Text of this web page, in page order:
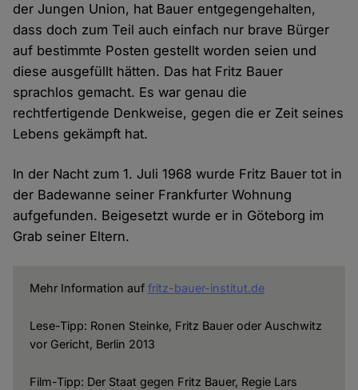
der Jungen Union, hat Bauer entgegengehalten,
dass doch zum Teil auch einfach nur brave Bürger
auf bestimmte Posten gestellt worden seien und
diese ausgefüllt hätten. Das hat Fritz Bauer
sprachlos gemacht. Es war genau die
rechtfertigende Denkweise, gegen die er Zeit seines
Lebens gekämpft hat.
In der Nacht zum 1. Juli 1968 wurde Fritz Bauer tot in
der Badewanne seiner Frankfurter Wohnung
aufgefunden. Beigesetzt wurde er in Göteborg im
Grab seiner Eltern.
Mehr Information auf fritz-bauer-institut.de
Lese-Tipp: Ronen Steinke, Fritz Bauer oder Auschwitz
vor Gericht, Berlin 2013
Film-Tipp: Der Staat gegen Fritz Bauer, Regie Lars